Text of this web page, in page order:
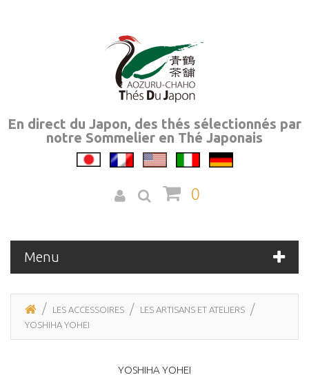
En direct du Japon, des thés sélectionnés par
notre Sommelier en Thé Japonais
0
Menu
LES ACCESSOIRES
LES ARTISANS ET ATELIERS
YOSHIHA YOHEI
YOSHIHA YOHEI